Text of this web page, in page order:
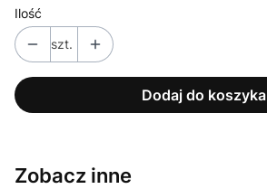
Ilość
szt.
Dodaj do koszyka
Zobacz inne